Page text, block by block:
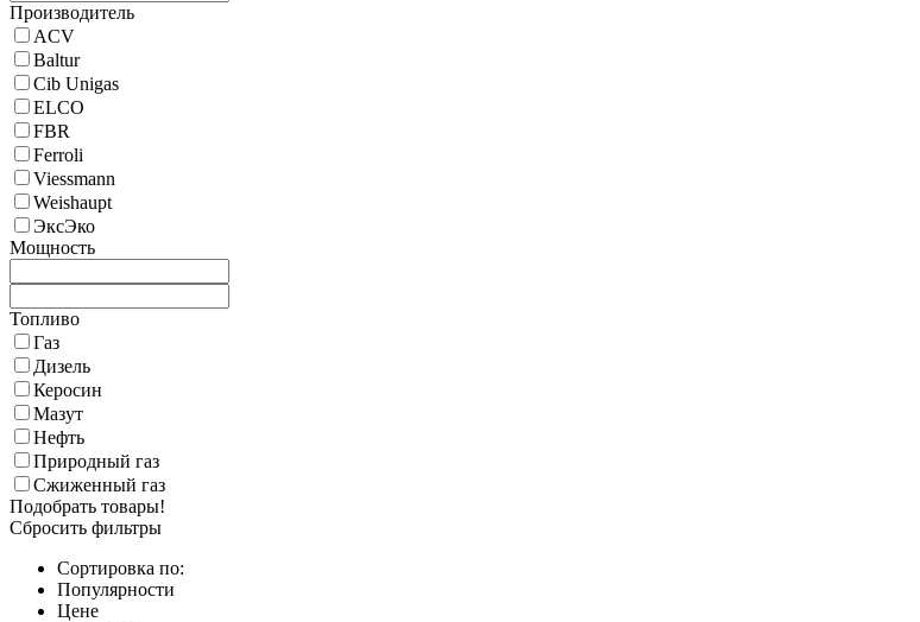
Производитель
ACV
Baltur
Cib Unigas
ELCO
FBR
Ferroli
Viessmann
Weishaupt
ЭксЭко
Мощность
Топливо
Газ
Дизель
Керосин
Мазут
Нефть
Природный газ
Сжиженный газ
Подобрать товары!
Сбросить фильтры
Сортировка по:
Популярности
Цене